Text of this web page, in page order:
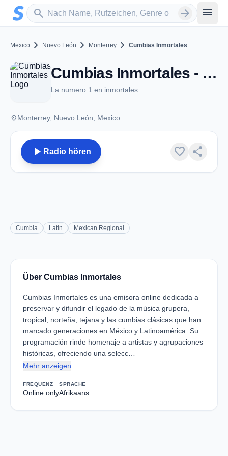
Zum Hauptinhalt springen
search
Sender suchen arrow_forward menu
Mexico chevron_right Nuevo León chevron_right Monterrey chevron_right Cumbias Inmortales
Cumbias Inmortales - Monterrey, NL
La numero 1 en inmortales
placeMonterrey, Nuevo León, Mexico
play_arrow Radio hören favorite share
Cumbia Latin Mexican Regional
Über Cumbias Inmortales
Cumbias Inmortales es una emisora online dedicada a
preservar y difundir el legado de la música grupera,
tropical, norteña, tejana y las cumbias clásicas que han
marcado generaciones en México y Latinoamérica. Su
programación rinde homenaje a artistas y agrupaciones
históricas, ofreciendo una selecc…
Mehr anzeigen
FREQUENZ
Online only
SPRACHE
Afrikaans